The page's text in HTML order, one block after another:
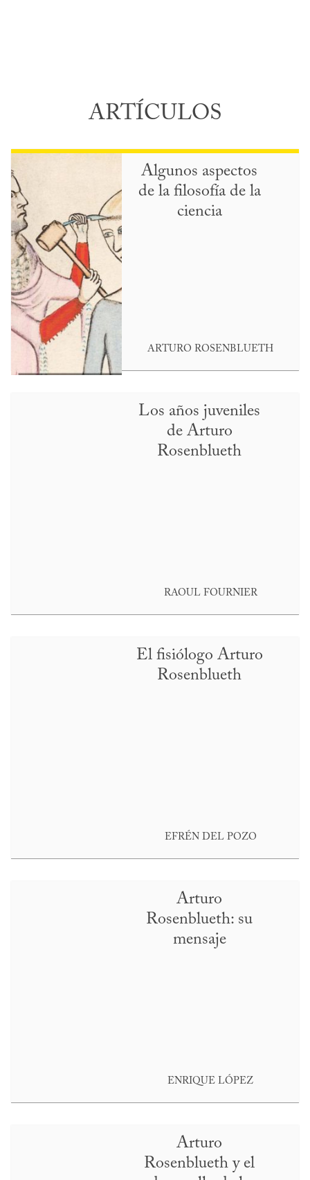
ARTÍCULOS
Algunos aspectos
de la filosofía de la
ciencia
ARTURO ROSENBLUETH
Los años juveniles
de Arturo
Rosenblueth
RAOUL FOURNIER
El fisiólogo Arturo
Rosenblueth
EFRÉN DEL POZO
Arturo
Rosenblueth: su
mensaje
ENRIQUE LÓPEZ
Arturo
Rosenblueth y el